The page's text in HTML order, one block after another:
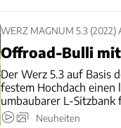
WERZ MAGNUM 5.3 (2022)
Offroad-Bulli
Der Werz 5.3 auf Basis
festem Hochdach
umbaubarer L-Sitzbank
Neuheiten